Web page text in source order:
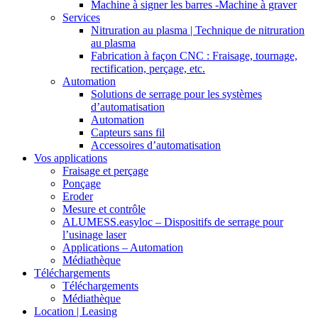
Machine à signer les barres -Machine à graver
Services
Nitruration au plasma | Technique de nitruration
au plasma
Fabrication à façon CNC : Fraisage, tournage,
rectification, perçage, etc.
Automation
Solutions de serrage pour les systèmes
d’automatisation
Automation
Capteurs sans fil
Accessoires d’automatisation
Vos applications
Fraisage et perçage
Ponçage
Eroder
Mesure et contrôle
ALUMESS.easyloc – Dispositifs de serrage pour
l’usinage laser
Applications – Automation
Médiathèque
Téléchargements
Téléchargements
Médiathèque
Location | Leasing